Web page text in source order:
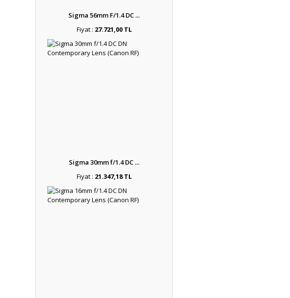
Sigma 56mm F/1.4 DC ...
Fiyat : 27.721,00 TL
Sigma 30mm f/1.4 DC ...
Fiyat : 21.347,18 TL